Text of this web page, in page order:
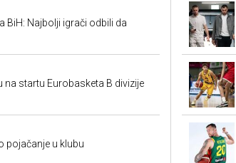
BiH: Najbolji igrači odbili da
na startu Eurobasketa B divizije
pojačanje u klubu